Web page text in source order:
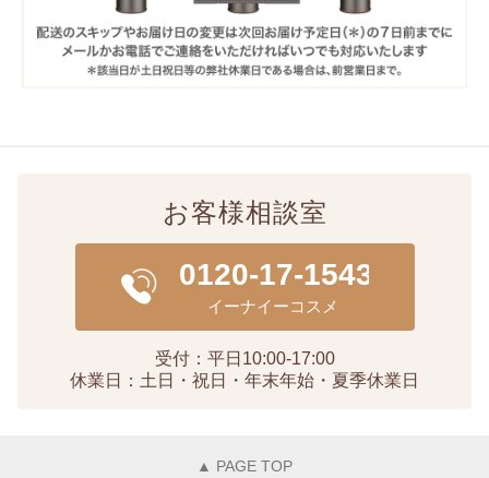
お客様相談室
受付：平日10:00-17:00
休業日：土日・祝日・年末年始・夏季休業日
▲ PAGE TOP